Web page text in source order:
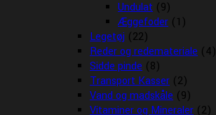
Undulat (9)
Æggefoder (1)
Legetøj (22)
Reder og redemateriale (4)
Sidde pinde (8)
Transport Kasser (2)
Vand og madskåle (9)
Vitaminer og Mineraler (2)